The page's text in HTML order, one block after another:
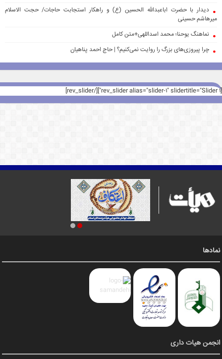
دیدار با حضرت اباعبدالله الحسین (ع) و راهکار استجابت حاجات/ حجت الاسلام
میرهاشم حسینی
نماهنگ یوحنا؛ محمد اسداللهی+متن کامل
چرا پیروزی‌های بزرگ را روایت نمی‌کنیم؟ | حاج احمد پناهیان
[rev_slider alias="slider-1" slidertitle="Slider 1"][/rev_slider]
نمادها
انجمن هیات داری